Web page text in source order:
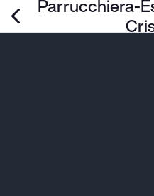
Parrucchiera-